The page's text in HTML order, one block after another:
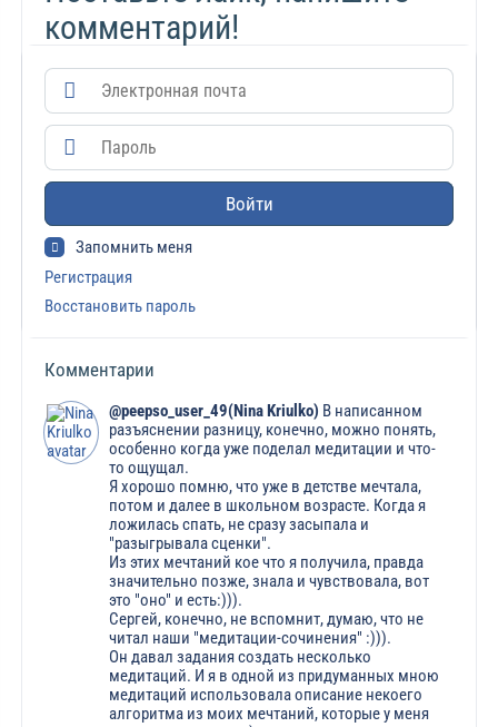
комментарий!
Войти
Запомнить меня
Регистрация
Восстановить пароль
Комментарии
@peepso_user_49(Nina Kriulko) В написанном
разъяснении разницу, конечно, можно понять,
особенно когда уже поделал медитации и что-
то ощущал.
Я хорошо помню, что уже в детстве мечтала,
потом и далее в школьном возрасте. Когда я
ложилась спать, не сразу засыпала и
"разыгрывала сценки".
Из этих мечтаний кое что я получила, правда
значительно позже, знала и чувствовала, вот
это "оно" и есть:))).
Сергей, конечно, не вспомнит, думаю, что не
читал наши "медитации-сочинения" :))).
Он давал задания создать несколько
медитаций. И я в одной из придуманных мною
медитаций использовала описание некоего
алгоритма из моих мечтаний, которые у меня